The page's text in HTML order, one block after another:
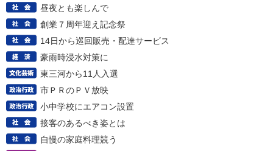
昼夜とも楽しんで
創業７周年迎え記念祭
14日から巡回販売・配達サービス
豪雨時浸水対策に
東三河から11人入選
市ＰＲのＰＶ放映
小中学校にエアコン設置
接客のあるべき姿とは
自慢の家庭料理競う